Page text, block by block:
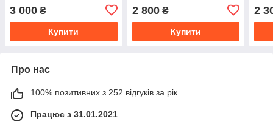
3 000 ₴
Купити
2 800₴
Купити
2
Про нас
100% позитивних з 252 відгуків за рік
Працює з 31.01.2021